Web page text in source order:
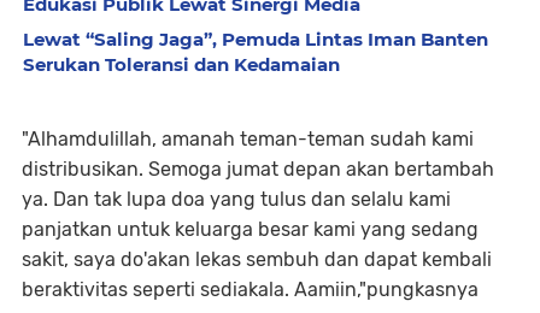
Lewat “Saling Jaga”, Pemuda Lintas Iman Banten
Serukan Toleransi dan Kedamaian
"Alhamdulillah, amanah teman-teman sudah kami
distribusikan. Semoga jumat depan akan bertambah
ya. Dan tak lupa doa yang tulus dan selalu kami
panjatkan untuk keluarga besar kami yang sedang
sakit, saya do'akan lekas sembuh dan dapat kembali
beraktivitas seperti sediakala. Aamiin,"pungkasnya